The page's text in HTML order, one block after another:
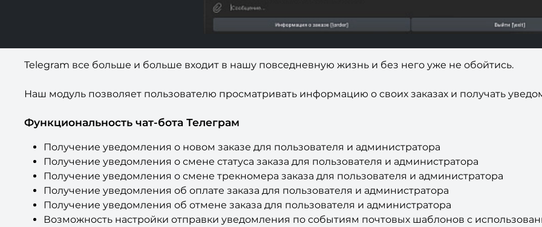
Telegram все больше и больше входит в нашу повседневную жизнь и без него уже не обойтись.
Наш модуль позволяет пользователю просматривать информацию о своих заказах и получать
Функциональность чат-бота Телеграм
Получение уведомления о новом заказе для пользователя и администратора
Получение уведомления о смене статуса заказа для пользователя и администратора
Получение уведомления о смене трекномера заказа для пользователя и администратора
Получение уведомления об оплате заказа для пользователя и администратора
Получение уведомления об отмене заказа для пользователя и администратора
Возможность настройки отправки уведомления по событиям почтовых шаблонов с